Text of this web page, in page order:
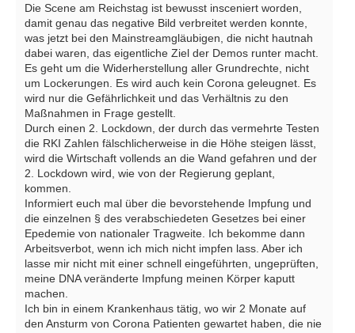
Die Scene am Reichstag ist bewusst insceniert worden,
damit genau das negative Bild verbreitet werden konnte,
was jetzt bei den Mainstreamgläubigen, die nicht hautnah
dabei waren, das eigentliche Ziel der Demos runter macht.
Es geht um die Widerherstellung aller Grundrechte, nicht
um Lockerungen. Es wird auch kein Corona geleugnet. Es
wird nur die Gefährlichkeit und das Verhältnis zu den
Maßnahmen in Frage gestellt.
Durch einen 2. Lockdown, der durch das vermehrte Testen
die RKI Zahlen fälschlicherweise in die Höhe steigen lässt,
wird die Wirtschaft vollends an die Wand gefahren und der
2. Lockdown wird, wie von der Regierung geplant,
kommen.
Informiert euch mal über die bevorstehende Impfung und
die einzelnen § des verabschiedeten Gesetzes bei einer
Epedemie von nationaler Tragweite. Ich bekomme dann
Arbeitsverbot, wenn ich mich nicht impfen lass. Aber ich
lasse mir nicht mit einer schnell eingeführten, ungeprüften,
meine DNA veränderte Impfung meinen Körper kaputt
machen.
Ich bin in einem Krankenhaus tätig, wo wir 2 Monate auf
den Ansturm von Corona Patienten gewartet haben, die nie